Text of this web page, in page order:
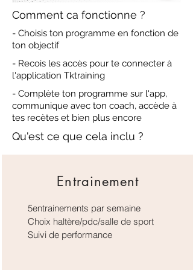
Comment ca fonctionne ?
- Choisis ton programme en fonction de
ton objectif
- Recois les accès pour te connecter à
l'application Tktraining
- Complète ton programme sur l'app,
communique avec ton coach, accède à
tes recètes et bien plus encore
Qu'est ce que cela inclu ?
Entrainement
5entrainements par semaine
Choix haltère/pdc/salle de sport
Suivi de performance